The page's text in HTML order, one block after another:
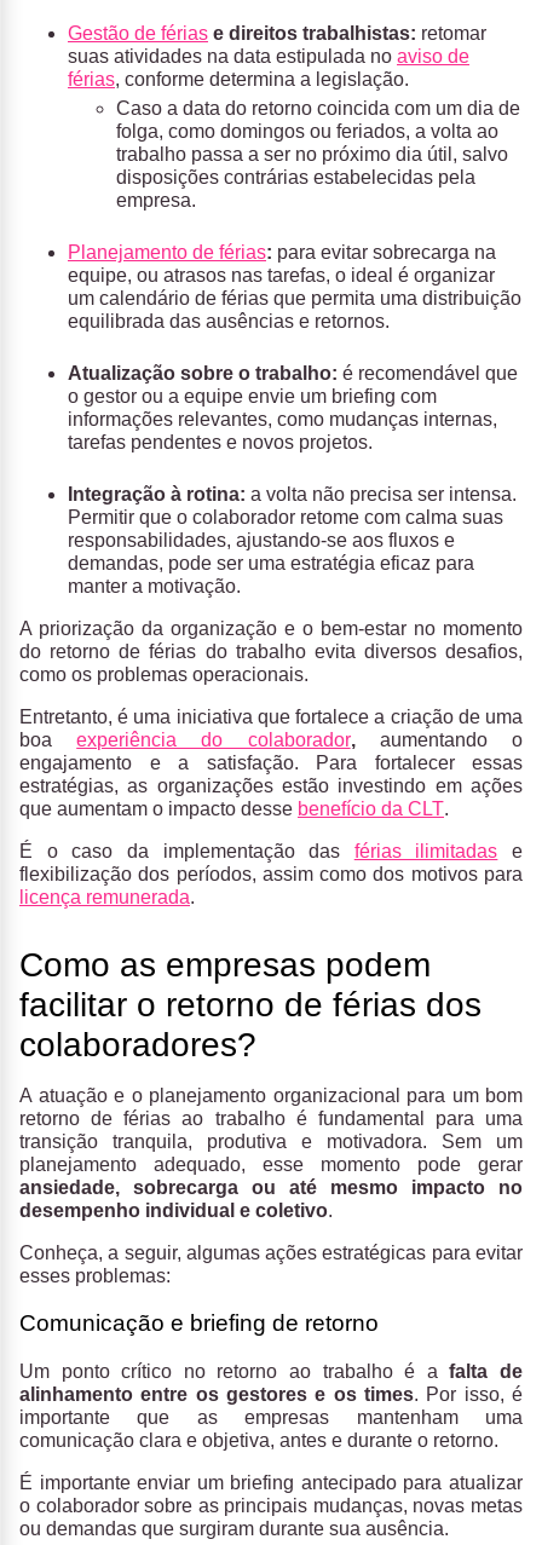
Gestão de férias e direitos trabalhistas: retomar
suas atividades na data estipulada no aviso de
férias, conforme determina a legislação.
Caso a data do retorno coincida com um dia de
folga, como domingos ou feriados, a volta ao
trabalho passa a ser no próximo dia útil, salvo
disposições contrárias estabelecidas pela
empresa.
Planejamento de férias: para evitar sobrecarga na
equipe, ou atrasos nas tarefas, o ideal é organizar
um calendário de férias que permita uma distribuição
equilibrada das ausências e retornos.
Atualização sobre o trabalho: é recomendável que
o gestor ou a equipe envie um briefing com
informações relevantes, como mudanças internas,
tarefas pendentes e novos projetos.
Integração à rotina: a volta não precisa ser intensa.
Permitir que o colaborador retome com calma suas
responsabilidades, ajustando-se aos fluxos e
demandas, pode ser uma estratégia eficaz para
manter a motivação.
A priorização da organização e o bem-estar no momento
do retorno de férias do trabalho evita diversos desafios,
como os problemas operacionais.
Entretanto, é uma iniciativa que fortalece a criação de uma
boaexperiência do colaborador,aumentando o
engajamento e a satisfação. Para fortalecer essas
estratégias, as organizações estão investindo em ações
que aumentam o impacto desse benefício da CLT.
É o caso da implementação das férias ilimitadas e
flexibilização dos períodos, assim como dos motivos para
licença remunerada.
Como as empresas podem
facilitar o retorno de férias dos
colaboradores?
A atuação e o planejamento organizacional para um bom
retorno de férias ao trabalho é fundamental para uma
transição tranquila, produtiva e motivadora. Sem um
planejamento adequado, esse momento pode gerar
ansiedade, sobrecarga ou até mesmo impacto no
desempenho individual e coletivo.
Conheça, a seguir, algumas ações estratégicas para evitar
esses problemas:
Comunicação e briefing de retorno
Um ponto crítico no retorno ao trabalho é a falta de
alinhamento entre os gestores e os times. Por isso, é
importante que as empresas mantenham uma
comunicação clara e objetiva, antes e durante o retorno.
É importante enviar um briefing antecipado para atualizar
o colaborador sobre as principais mudanças, novas metas
ou demandas que surgiram durante sua ausência.